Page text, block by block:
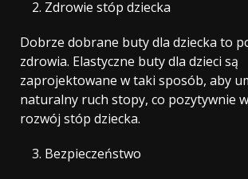
Zdrowie stóp dziecka
Dobrze dobrane buty dla dziecka to
zdrowia. Elastyczne buty dla dzieci są
zaprojektowane w taki sposób, aby
naturalny ruch stopy, co pozytywnie
rozwój stóp dziecka.
Bezpieczeństwo